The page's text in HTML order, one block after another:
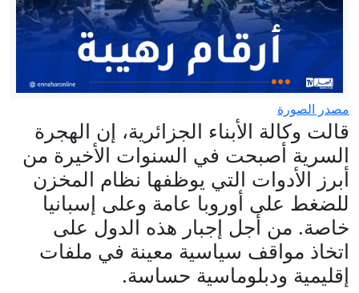
السعودية تعيّن قائدا للتحالف البحري وتعلن
انضمام دول جديدة
وزارة التربية تعلن نتائج مسابقة توظيف
الأساتذة 2025.. نشر القوائم ابتداءً من اليوم
مصدر الصورة
قالت وكالة الأبناء الجزائرية، إن الهجرة
السرية أصبحت في السنوات الأخيرة من
أبرز الأدوات التي يوظفها نظام المخزن
للضغط على أوروبا عامة وعلى إسبانيا
خاصة. من أجل إجبار هذه الدول على
اتخاذ مواقف سياسية معينة في ملفات
إقليمية ودبلوماسية حساسة.